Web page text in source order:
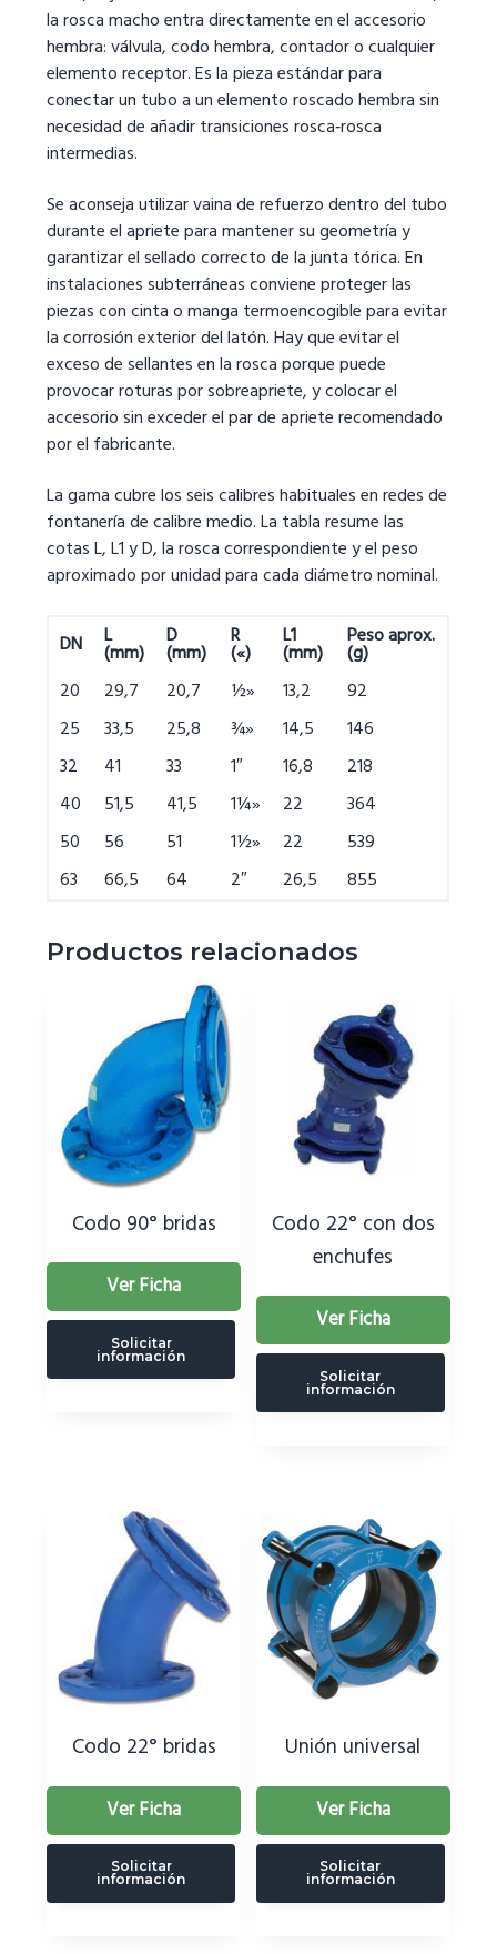
la rosca macho entra directamente en el accesorio
hembra: válvula, codo hembra, contador o cualquier
elemento receptor. Es la pieza estándar para
conectar un tubo a un elemento roscado hembra sin
necesidad de añadir transiciones rosca‑rosca
intermedias.
Se aconseja utilizar vaina de refuerzo dentro del tubo
durante el apriete para mantener su geometría y
garantizar el sellado correcto de la junta tórica. En
instalaciones subterráneas conviene proteger las
piezas con cinta o manga termoencogible para evitar
la corrosión exterior del latón. Hay que evitar el
exceso de sellantes en la rosca porque puede
provocar roturas por sobreapriete, y colocar el
accesorio sin exceder el par de apriete recomendado
por el fabricante.
La gama cubre los seis calibres habituales en redes de
fontanería de calibre medio. La tabla resume las
cotas L, L1 y D, la rosca correspondiente y el peso
aproximado por unidad para cada diámetro nominal.
DN L
(mm)
D
(mm)
R
(«)
L1
(mm)
Peso aprox.
(g)
20
29,7 20,7 ½» 13,2
92
25
33,5 25,8 ¾» 14,5
146
32
41 33 1″ 16,8
218
40
51,5 41,5 1¼» 22
364
50
56 51 1½» 22
539
63
66,5 64 2″ 26,5 855
Productos relacionados
Codo 90° bridas
Ver Ficha
Solicitar
información
Codo 22° con dos
enchufes
Ver Ficha
Solicitar
información
Codo 22° bridas
Ver Ficha
Solicitar
información
Unión universal
Ver Ficha
Solicitar
información